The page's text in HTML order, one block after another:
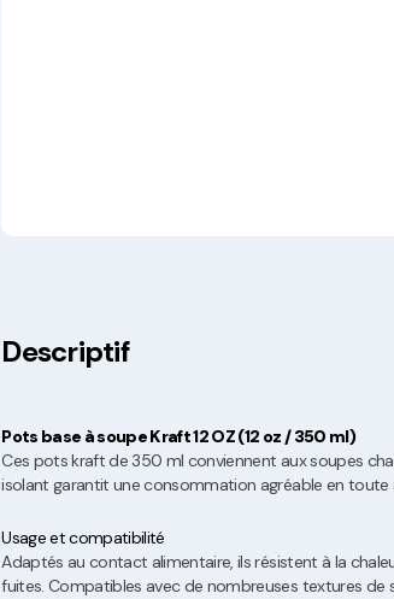
Descriptif
Pots base à soupe Kraft 12 OZ (12 oz / 350 ml)
Ces pots kraft de 350 ml conviennent aux soupes
isolant garantit une consommation agréable en toute
Usage et compatibilité
Adaptés au contact alimentaire, ils résistent à la
fuites. Compatibles avec de nombreuses textures de